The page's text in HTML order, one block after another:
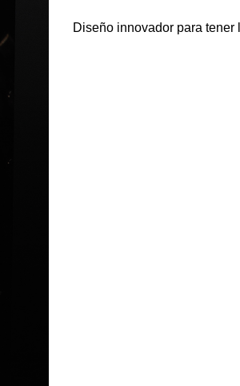
Diseño innovador para